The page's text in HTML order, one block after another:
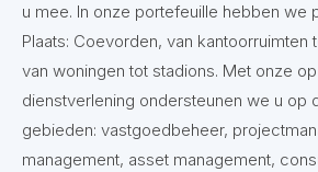
u mee. In onze portefeuille hebben we
Plaats: Coevorden, van kantoorruimten
van woningen tot stadions. Met onze
dienstverlening ondersteunen we u op
gebieden: vastgoedbeheer,
management, asset management,